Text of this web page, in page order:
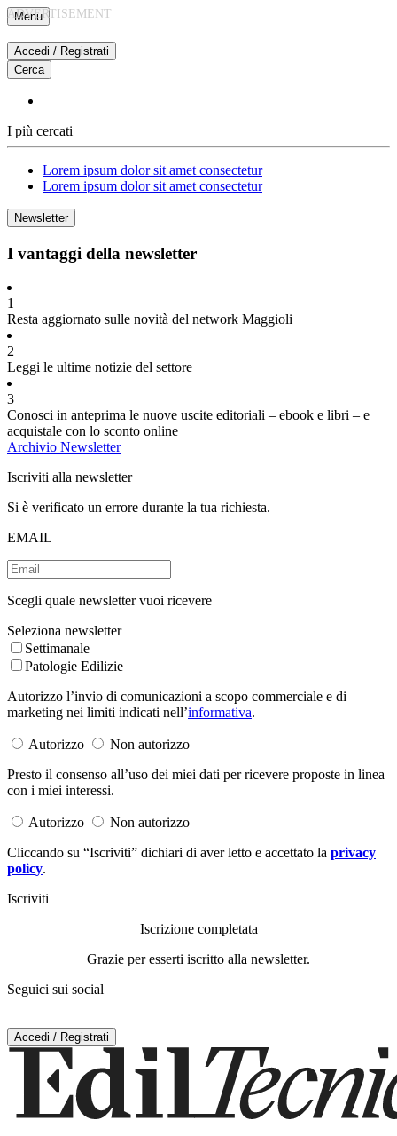
Vai
al
contenuto
Menu
Accedi / Registrati
Cerca
I più cercati
Lorem ipsum dolor sit amet consectetur
Lorem ipsum dolor sit amet consectetur
Newsletter
I vantaggi della newsletter
1
Resta aggiornato sulle novità del network Maggioli
2
Leggi le ultime notizie del settore
3
Conosci in anteprima le nuove uscite editoriali – ebook e libri – e
acquistale con lo sconto online
Archivio Newsletter
Iscriviti alla newsletter
Si è verificato un errore durante la tua richiesta.
EMAIL
Scegli quale newsletter vuoi ricevere
Seleziona newsletter
Settimanale
Patologie Edilizie
Autorizzo l’invio di comunicazioni a scopo commerciale e di
marketing nei limiti indicati nell’informativa.
Autorizzo
Non autorizzo
Presto il consenso all’uso dei miei dati per ricevere proposte in linea
con i miei interessi.
Autorizzo
Non autorizzo
Cliccando su “Iscriviti” dichiari di aver letto e accettato la privacy
policy.
Iscriviti
Iscrizione completata
Grazie per esserti iscritto alla newsletter.
Seguici sui social
Accedi / Registrati